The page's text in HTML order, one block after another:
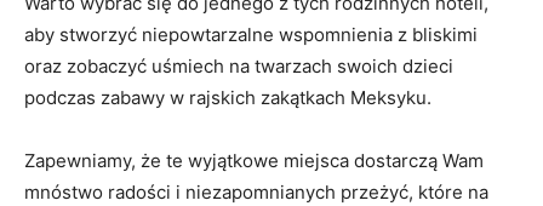
aby stworzyć niepowtarzalne wspomnienia z bliskimi
oraz zobaczyć uśmiech na twarzach swoich dzieci
podczas zabawy w rajskich zakątkach Meksyku.
Zapewniamy, że te wyjątkowe miejsca dostarczą Wam
mnóstwo radości i niezapomnianych przeżyć, które na